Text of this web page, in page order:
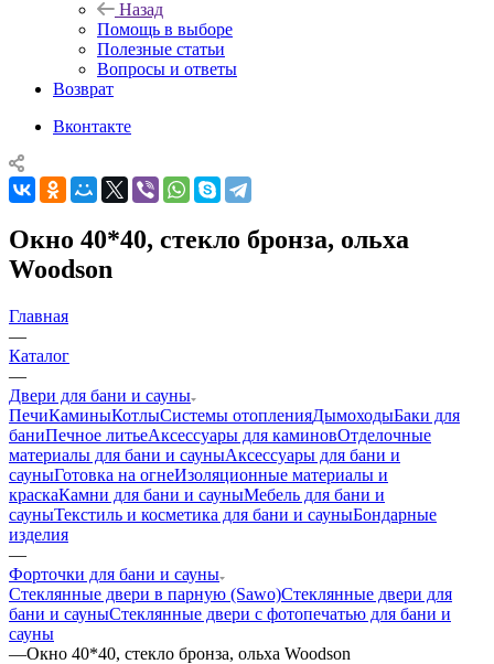
Назад
Помощь в выборе
Полезные статьи
Вопросы и ответы
Возврат
Вконтакте
Окно 40*40, стекло бронза, ольха
Woodson
Главная
—
Каталог
—
Двери для бани и сауны
ПечиКаминыКотлыСистемы отопленияДымоходыБаки для
баниПечное литьеАксессуары для каминовОтделочные
материалы для бани и сауныАксессуары для бани и
сауныГотовка на огнеИзоляционные материалы и
краскаКамни для бани и сауныМебель для бани и
сауныТекстиль и косметика для бани и сауныБондарные
изделия
—
Форточки для бани и сауны
Стеклянные двери в парную (Sawo)Стеклянные двери для
бани и сауныСтеклянные двери с фотопечатью для бани и
сауны
—Окно 40*40, стекло бронза, ольха Woodson